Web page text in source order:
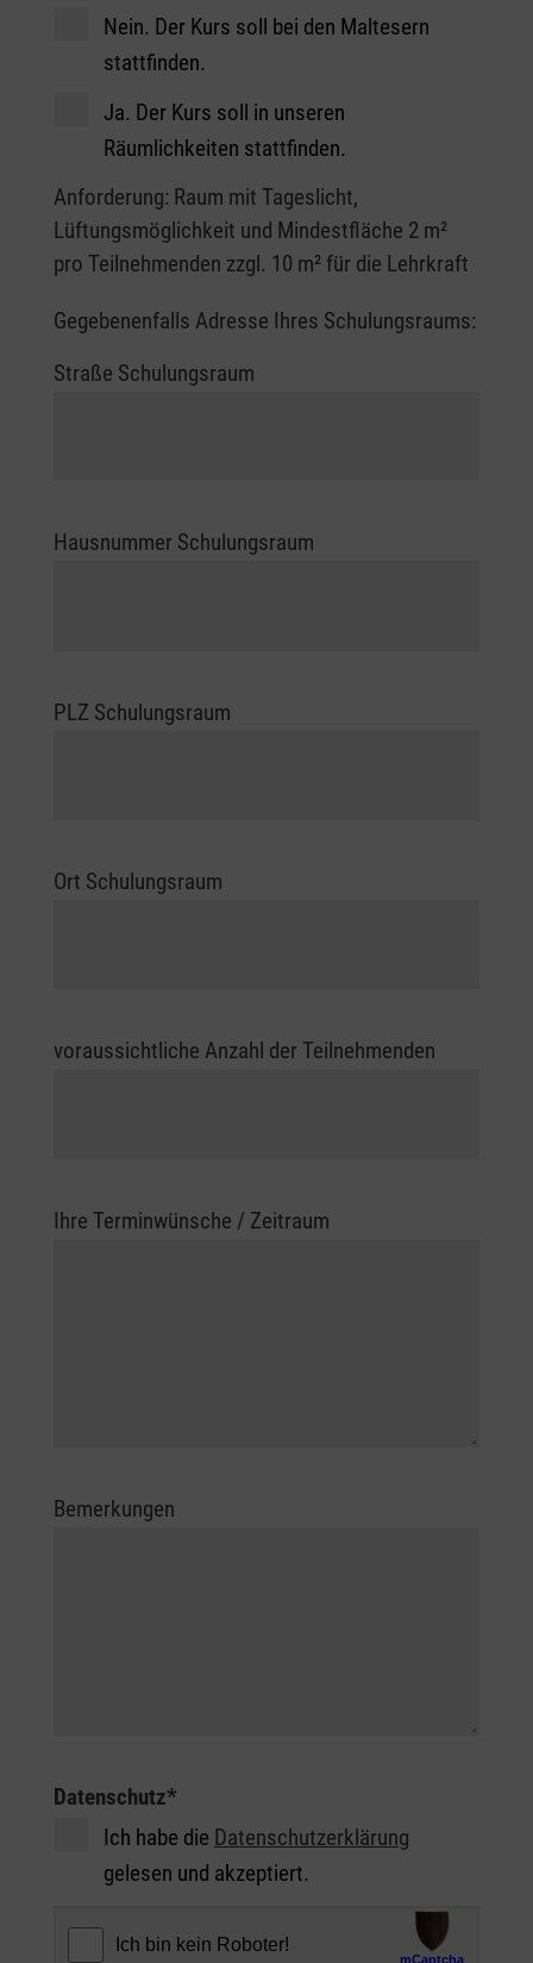
Nein. Der Kurs soll bei den Maltesern
stattfinden.
Ja. Der Kurs soll in unseren
Räumlichkeiten stattfinden.
Anforderung: Raum mit Tageslicht,
Lüftungsmöglichkeit und Mindestfläche 2 m²
pro Teilnehmenden zzgl. 10 m² für die Lehrkraft
Gegebenenfalls Adresse Ihres Schulungsraums:
Straße Schulungsraum
Hausnummer Schulungsraum
PLZ Schulungsraum
Ort Schulungsraum
voraussichtliche Anzahl der Teilnehmenden
Ihre Terminwünsche / Zeitraum
Bemerkungen
Datenschutz*
Ich habe die Datenschutzerklärung
gelesen und akzeptiert.